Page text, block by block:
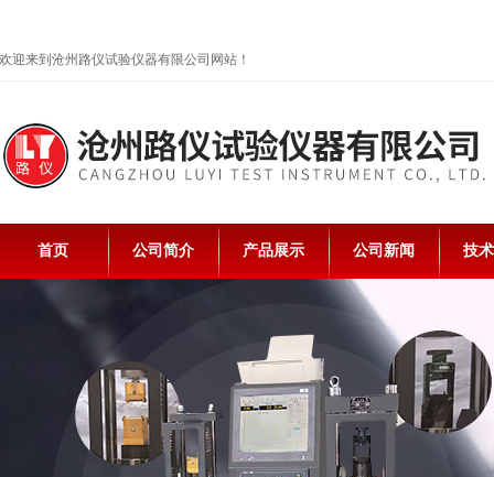
欢迎来到沧州路仪试验仪器有限公司网站！
首页 公司简介 产品展示 公司新闻 技